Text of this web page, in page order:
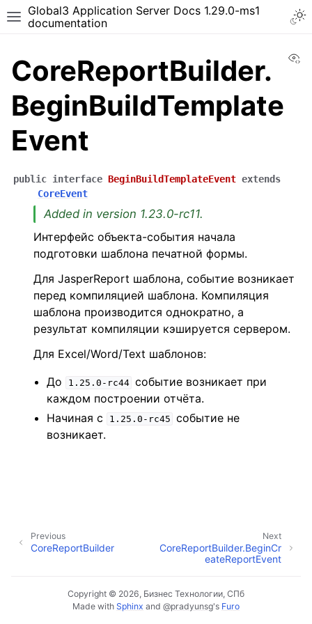
Global3 Application Server Docs 1.29.0-ms1
documentation
CoreReportBuilder.
BeginBuildTemplate
Event
public interface BeginBuildTemplateEvent extends
CoreEvent
Added in version 1.23.0-rc11.
Интерфейс объекта-события начала
подготовки шаблона печатной формы.
Для JasperReport шаблона, событие возникает
перед компиляцией шаблона. Компиляция
шаблона производится однократно, а
результат компиляции кэшируется сервером.
Для Excel/Word/Text шаблонов:
До
1.25.0-rc44 событие возникает при
каждом построении отчёта.
Начиная с
1.25.0-rc45 событие не
возникает.
Next
CoreReportBuilder.BeginCr
eateReportEvent
Previous
CoreReportBuilder
Copyright © 2026, Бизнес Технологии, СПб
Made with Sphinx and @pradyunsg's Furo